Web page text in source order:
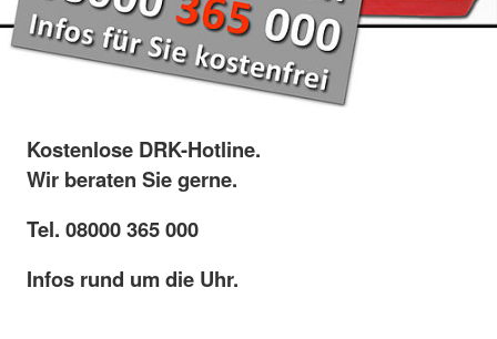
Kostenlose DRK-Hotline.
Wir beraten Sie gerne.
Tel. 08000 365 000
Infos rund um die Uhr.